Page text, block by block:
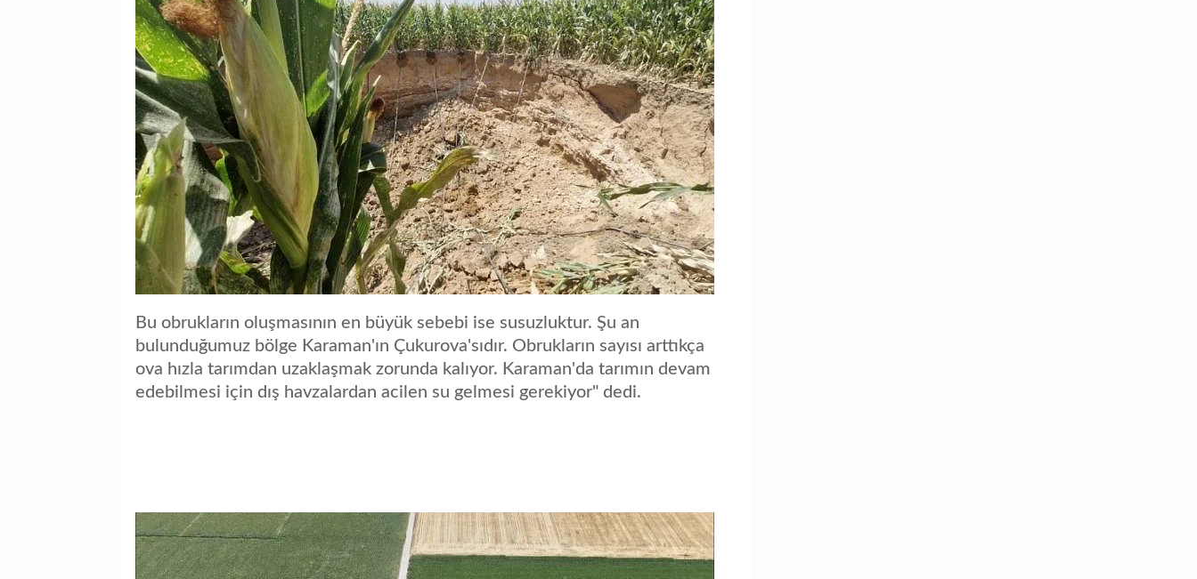
Bu obrukların oluşmasının en büyük sebebi ise susuzluktur. Şu an
bulunduğumuz bölge Karaman'ın Çukurova'sıdır. Obrukların sayısı arttıkça
ova hızla tarımdan uzaklaşmak zorunda kalıyor. Karaman'da tarımın devam
edebilmesi için dış havzalardan acilen su gelmesi gerekiyor" dedi.